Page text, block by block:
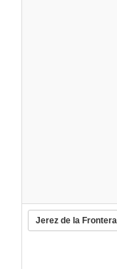
Jerez de la Frontera